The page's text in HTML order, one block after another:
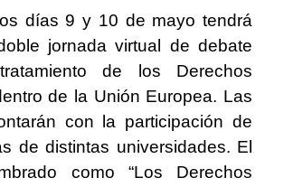
días 9 y 10 de mayo tendrá
jornada virtual de debate
de los Derechos
de la Unión Europea. Las
con la participación de
de distintas universidades. El
como “Los Derechos